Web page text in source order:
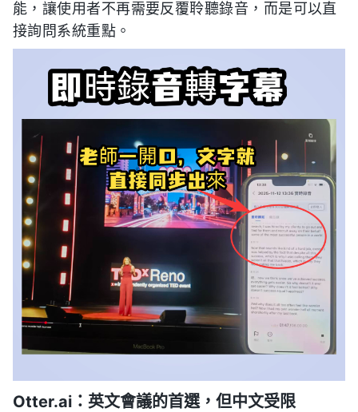
能，讓使用者不再需要反覆聆聽錄音，而是可以直
接詢問系統重點。
Otter.ai：英文會議的首選，但中文受限